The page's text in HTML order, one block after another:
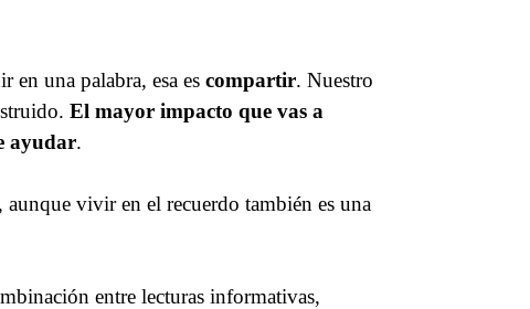
en una palabra, esa es compartir. Nuestro
El mayor impacto que vas a
ayudar.
vivir en el recuerdo también es una
entre lecturas informativas,